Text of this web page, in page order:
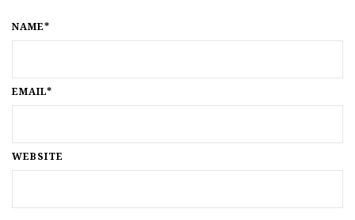
NAME*
EMAIL*
WEBSITE